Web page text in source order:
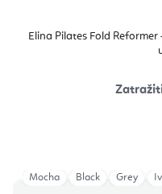
Elina Pilates Fold
Mocha Black Grey